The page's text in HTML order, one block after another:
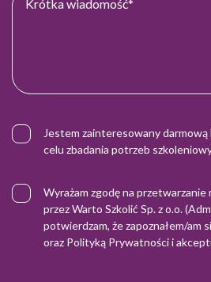
Jestem zainteresowany
celu zbadania potrzeb
Wyrażam zgodę na
przez Warto Szkolić Sp. z o.o.
potwierdzam, że zapoznałem/am
oraz Polityką Prywatnościi